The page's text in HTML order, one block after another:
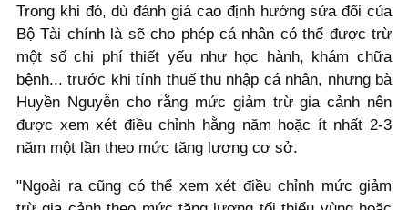
Trong khi đó, dù đánh giá cao định hướng sửa đổi của
Bộ Tài chính là sẽ cho phép cá nhân có thể được trừ
một số chi phí thiết yếu như học hành, khám chữa
bệnh... trước khi tính thuế thu nhập cá nhân, nhưng bà
Huyền Nguyễn cho rằng mức giảm trừ gia cảnh nên
được xem xét điều chỉnh hằng năm hoặc ít nhất 2-3
năm một lần theo mức tăng lương cơ sở.
"Ngoài ra cũng có thể xem xét điều chỉnh mức giảm